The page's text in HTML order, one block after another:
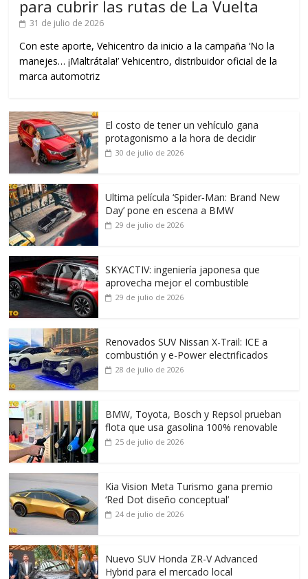
para cubrir las rutas de La Vuelta
31 de julio de 2026
Con este aporte, Vehicentro da inicio a la campaña ‘No la
manejes… ¡Maltrátala!’ Vehicentro, distribuidor oficial de la
marca automotriz
El costo de tener un vehículo gana
protagonismo a la hora de decidir
30 de julio de 2026
Ultima película ‘Spider‑Man: Brand New
Day’ pone en escena a BMW
29 de julio de 2026
SKYACTIV: ingeniería japonesa que
aprovecha mejor el combustible
29 de julio de 2026
Renovados SUV Nissan X-Trail: ICE a
combustión y e-Power electrificados
28 de julio de 2026
BMW, Toyota, Bosch y Repsol prueban
flota que usa gasolina 100% renovable
25 de julio de 2026
Kia Vision Meta Turismo gana premio
‘Red Dot diseño conceptual’
24 de julio de 2026
Nuevo SUV Honda ZR-V Advanced
Hybrid para el mercado local